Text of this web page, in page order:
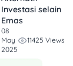
Investasi selain
Emas
08
May
2025
11425 Views